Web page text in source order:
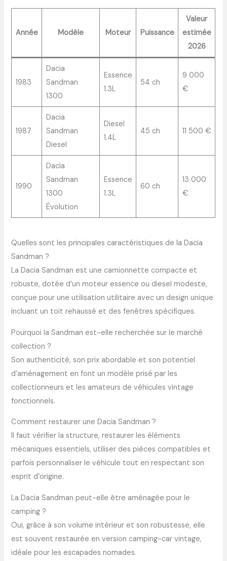
Année Modèle Moteur Puissance
Valeur
estimée
2026
1983
Dacia
Sandman
1300
Essence
1.3L
54 ch
9 000
€
1987
Dacia
Sandman
Diesel
Diesel
1.4L
45 ch 11 500 €
1990
Dacia
Sandman
1300
Évolution
Essence
1.3L
60 ch
13 000
€
Quelles sont les principales caractéristiques de la Dacia
Sandman ?
La Dacia Sandman est une camionnette compacte et
robuste, dotée d’un moteur essence ou diesel modeste,
conçue pour une utilisation utilitaire avec un design unique
incluant un toit rehaussé et des fenêtres spécifiques.
Pourquoi la Sandman est-elle recherchée sur le marché
collection ?
Son authenticité, son prix abordable et son potentiel
d’aménagement en font un modèle prisé par les
collectionneurs et les amateurs de véhicules vintage
fonctionnels.
Comment restaurer une Dacia Sandman ?
Il faut vérifier la structure, restaurer les éléments
mécaniques essentiels, utiliser des pièces compatibles et
parfois personnaliser le véhicule tout en respectant son
esprit d’origine.
La Dacia Sandman peut-elle être aménagée pour le
camping ?
Oui, grâce à son volume intérieur et son robustesse, elle
est souvent restaurée en version camping-car vintage,
idéale pour les escapades nomades.